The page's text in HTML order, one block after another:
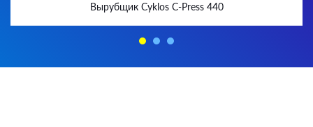
Вырубщик Cyklos C-Press 440